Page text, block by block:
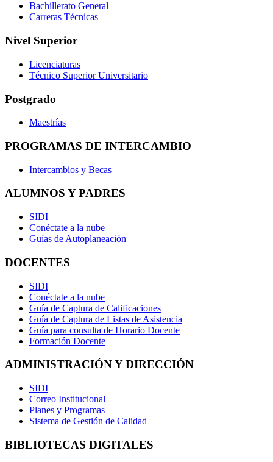
Bachillerato General
Carreras Técnicas
Nivel Superior
Licenciaturas
Técnico Superior Universitario
Postgrado
Maestrías
PROGRAMAS DE INTERCAMBIO
Intercambios y Becas
ALUMNOS Y PADRES
SIDI
Conéctate a la nube
Guías de Autoplaneación
DOCENTES
SIDI
Conéctate a la nube
Guía de Captura de Calificaciones
Guía de Captura de Listas de Asistencia
Guía para consulta de Horario Docente
Formación Docente
ADMINISTRACIÓN Y DIRECCIÓN
SIDI
Correo Institucional
Planes y Programas
Sistema de Gestión de Calidad
BIBLIOTECAS DIGITALES